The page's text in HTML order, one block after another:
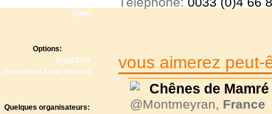
Sport
Options:
Bons CAF
Prévention Abus Sexuels
Quelques organisateurs:
vous aimerez peut-
Chênes de Mamré
@Montmeyran, France